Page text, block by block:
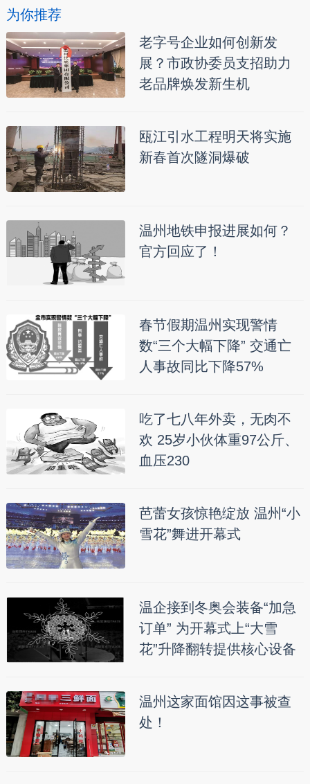
为你推荐
老字号企业如何创新发
展？市政协委员支招助力
老品牌焕发新生机
瓯江引水工程明天将实施
新春首次隧洞爆破
温州地铁申报进展如何？
官方回应了！
春节假期温州实现警情
数“三个大幅下降” 交通亡
人事故同比下降57%
吃了七八年外卖，无肉不
欢 25岁小伙体重97公斤、
血压230
芭蕾女孩惊艳绽放 温州“小
雪花”舞进开幕式
温企接到冬奥会装备“加急
订单” 为开幕式上“大雪
花”升降翻转提供核心设备
温州这家面馆因这事被查
处！